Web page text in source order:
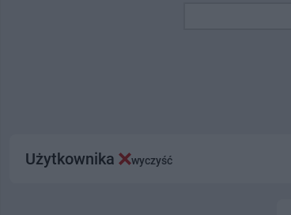
Użytkownika wyczyść